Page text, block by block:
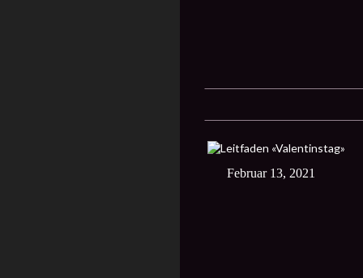
Februar 13, 2021